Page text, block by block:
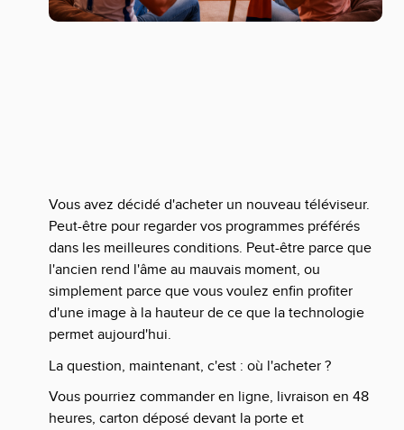
Vous avez décidé d'acheter un nouveau téléviseur.
Peut-être pour regarder vos programmes préférés
dans les meilleures conditions. Peut-être parce que
l'ancien rend l'âme au mauvais moment, ou
simplement parce que vous voulez enfin profiter
d'une image à la hauteur de ce que la technologie
permet aujourd'hui.
La question, maintenant, c'est : où l'acheter ?
Vous pourriez commander en ligne, livraison en 48
heures, carton déposé devant la porte et